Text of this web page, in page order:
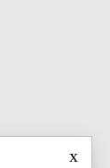
x